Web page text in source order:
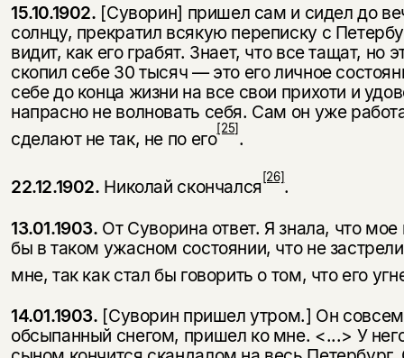
15.10.1902. [Суворин] пришел сам и сидел до
солнцу, прекратил всякую переписку с
видит, как его грабят. Знает, что все тащат, но
скопил себе 30 тысяч — это его личное
себе до конца жизни на все свои прихоти и
напрасно не волновать себя. Сам он уже
сделают не так, не по его[25].
22.12.1902. Николай скончался[26].
13.01.1903. От Суворина ответ. Я знала, что
бы в таком ужасном состоянии, что не
мне, так как стал бы говорить о том, что его
14.01.1903. [Суворин пришел утром.] Он
обсыпанный снегом, пришел ко мне. <...> У